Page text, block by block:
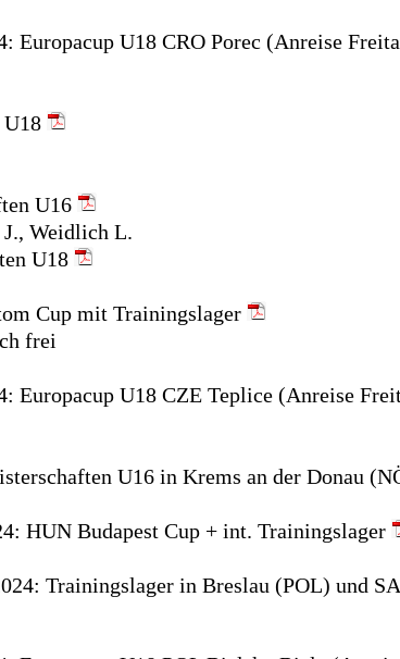
Europacup U18 CRO Porec (Anreise
U18
U16
Weidlich L.
U18
Cup mit Trainingslager
frei
Europacup U18 CZE Teplice (Anreise
U16 in Krems an der Donau
HUN Budapest Cup + int. Trainingslager
Trainingslager in Breslau (POL) und